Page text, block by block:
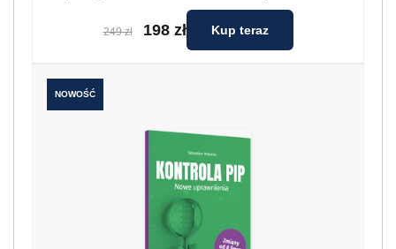
249 zł 198 zł Kup teraz
NOWOŚĆ